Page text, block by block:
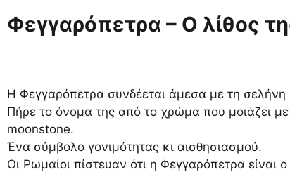
Φεγγαρόπετρα – Ο λίθος
Η Φεγγαρόπετρα συνδέεται άμεσα με τη σελήνη
Πήρε το όνομα της από το χρώμα που μοιάζει
moonstone.
Ένα σύμβολο γονιμότητας κι αισθησιασμού.
Οι Ρωμαίοι πίστευαν ότι η Φεγγαρόπετρα είναι